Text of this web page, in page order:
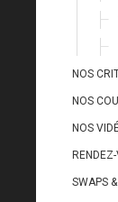
NOS
NOS
NOS
SWAPS